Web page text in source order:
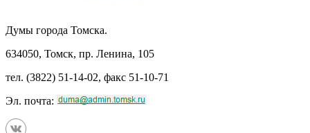
Думы города Томска.
634050, Томск, пр. Ленина, 105
тел. (3822) 51-14-02, факс 51-10-71
Эл. почта: